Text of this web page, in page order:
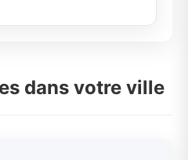
dans votre ville